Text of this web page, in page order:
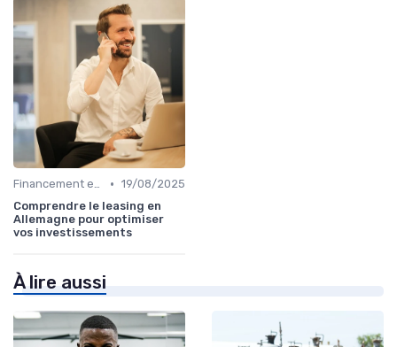
Financement et Prêts Immobiliers • 19/08/2025
Comprendre le leasing en
Allemagne pour optimiser
vos investissements
À lire aussi